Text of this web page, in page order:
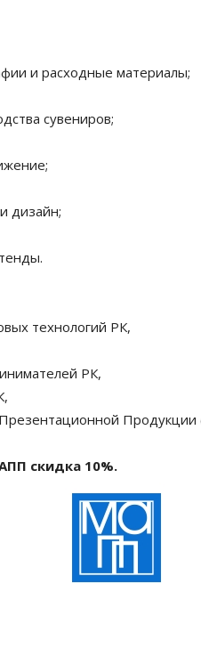
и расходные материалы;
сувениров;
дизайн;
технологий РК,
РК,
скидка 10%.